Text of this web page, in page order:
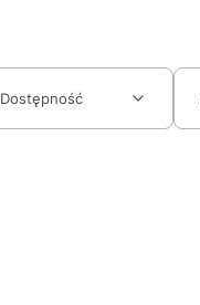
Dostępność